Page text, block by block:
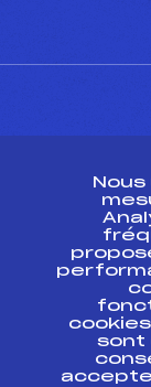
Ressources
Projet
Projet
Pôle
sont